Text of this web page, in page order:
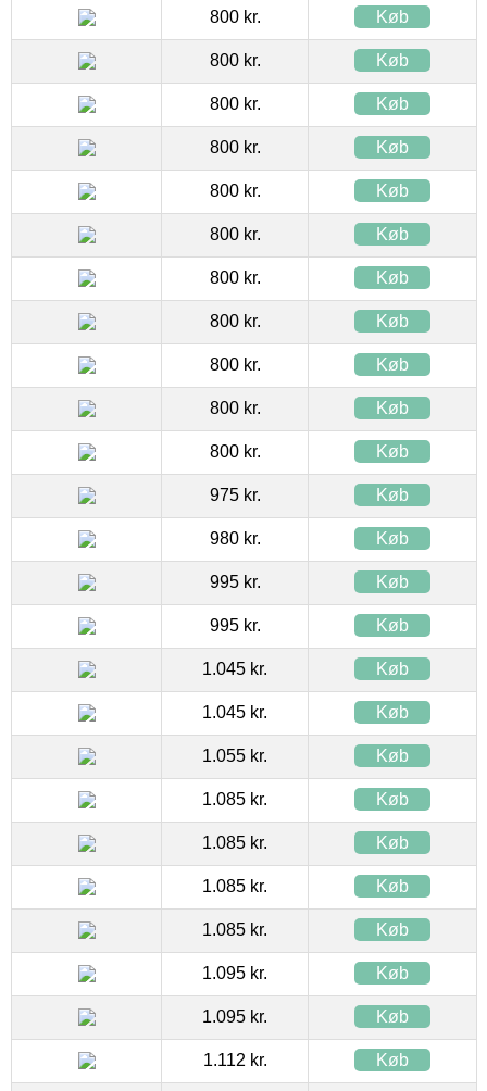
800 kr. Køb
800 kr. Køb
800 kr. Køb
800 kr. Køb
800 kr. Køb
800 kr. Køb
800 kr. Køb
800 kr. Køb
800 kr. Køb
800 kr. Køb
800 kr. Køb
975 kr. Køb
980 kr. Køb
995 kr. Køb
995 kr. Køb
1.045 kr. Køb
1.045 kr. Køb
1.055 kr. Køb
1.085 kr. Køb
1.085 kr. Køb
1.085 kr. Køb
1.085 kr. Køb
1.095 kr. Køb
1.095 kr. Køb
1.112 kr. Køb